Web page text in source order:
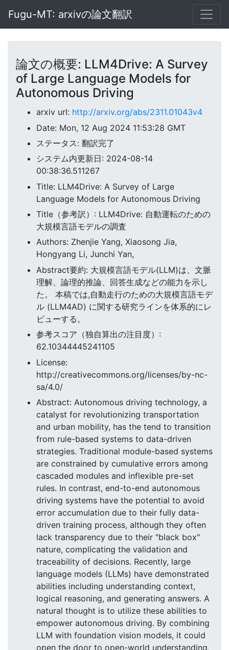
Fugu-MT: arxivの論文翻訳
論文の概要: LLM4Drive: A Survey
of Large Language Models for
Autonomous Driving
arxiv url: http://arxiv.org/abs/2311.01043v4
Date: Mon, 12 Aug 2024 11:53:28 GMT
ステータス: 翻訳完了
システム内更新日: 2024-08-14
00:38:36.511267
Title: LLM4Drive: A Survey of Large
Language Models for Autonomous Driving
Title（参考訳）: LLM4Drive: 自動運転のための
大規模言語モデルの調査
Authors: Zhenjie Yang, Xiaosong Jia,
Hongyang Li, Junchi Yan,
Abstract要約: 大規模言語モデル(LLM)は、文脈
理解、論理的推論、回答生成などの能力を示し
た。 本稿では,自動走行のための大規模言語モデ
ル (LLM4AD) に関する研究ラインを体系的にレ
ビューする。
参考スコア（独自算出の注目度）:
62.10344445241105
License:
http://creativecommons.org/licenses/by-nc-
sa/4.0/
Abstract: Autonomous driving technology, a
catalyst for revolutionizing transportation
and urban mobility, has the tend to transition
from rule-based systems to data-driven
strategies. Traditional module-based systems
are constrained by cumulative errors among
cascaded modules and inflexible pre-set
rules. In contrast, end-to-end autonomous
driving systems have the potential to avoid
error accumulation due to their fully data-
driven training process, although they often
lack transparency due to their "black box"
nature, complicating the validation and
traceability of decisions. Recently, large
language models (LLMs) have demonstrated
abilities including understanding context,
logical reasoning, and generating answers. A
natural thought is to utilize these abilities to
empower autonomous driving. By combining
LLM with foundation vision models, it could
open the door to open-world understanding,